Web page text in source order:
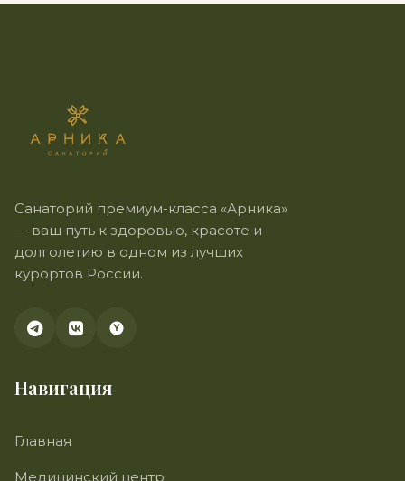
Санаторий премиум-класса «Арника»
— ваш путь к здоровью, красоте и
долголетию в одном из лучших
курортов России.
Навигация
Главная
Медицинский центр